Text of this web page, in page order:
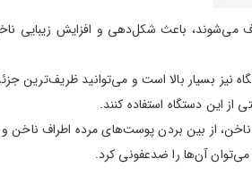
باعث شکل‌دهی و افزایش زیبایی